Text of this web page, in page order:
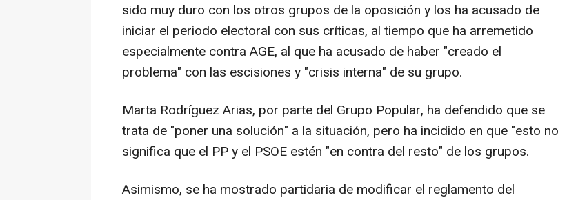
sido muy duro con los otros grupos de la oposición y los ha acusado de
iniciar el periodo electoral con sus críticas, al tiempo que ha arremetido
especialmente contra AGE, al que ha acusado de haber "creado el
problema" con las escisiones y "crisis interna" de su grupo.
Marta Rodríguez Arias, por parte del Grupo Popular, ha defendido que se
trata de "poner una solución" a la situación, pero ha incidido en que "esto no
significa que el PP y el PSOE estén "en contra del resto" de los grupos.
Asimismo, se ha mostrado partidaria de modificar el reglamento del